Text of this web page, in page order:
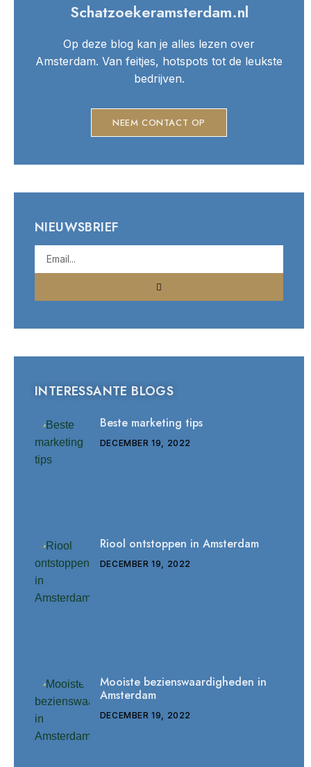
Schatzoekeramsterdam.nl
Op deze blog kan je alles lezen over
Amsterdam. Van feitjes, hotspots tot de leukste
bedrijven.
NEEM CONTACT OP
NIEUWSBRIEF
INTERESSANTE BLOGS
Beste marketing tips
DECEMBER 19, 2022
Riool ontstoppen in Amsterdam
DECEMBER 19, 2022
Mooiste bezienswaardigheden in
Amsterdam
DECEMBER 19, 2022